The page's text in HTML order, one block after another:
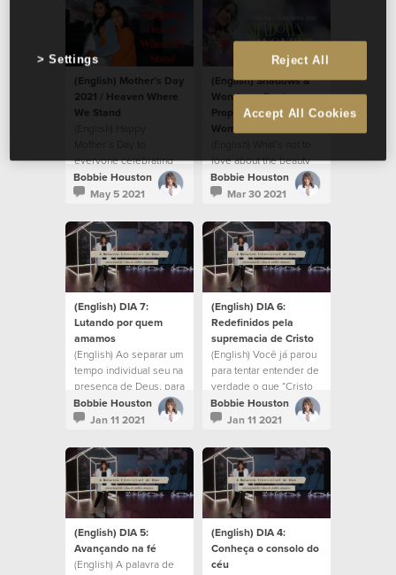
(English) Mother’s Day
2021 / Heaven Where
We Stand
Mother’s Day to
everyone celebrating
and being celebrated
this coming weekend.
Bobbie Houston
May 5 2021
(English) Shadows &
Wonder — Poets.
Prophets. Everyday
Women.
(English) What’s not to
love about the beauty
and artistry of faith?
Bobbie Houston
Mar 30 2021
(English) DIA 7:
Lutando por quem
amamos
(English) Ao separar um
tempo individual seu na
presença de Deus, para
uma pausa e reflexão,
lembre-se de manter
Sua voz e instrução.
Bobbie Houston
Jan 11 2021
(English) DIA 6:
Redefinidos pela
supremacia de Cristo
(English) Você já parou
para tentar entender de
verdade o que “Cristo
em você” de fato
significa?
Bobbie Houston
Jan 11 2021
(English) DIA 5:
Avançando na fé
(English) A palavra de
(English) DIA 4:
Conheça o consolo do
céu
Reject All
Accept All Cookies
Settings